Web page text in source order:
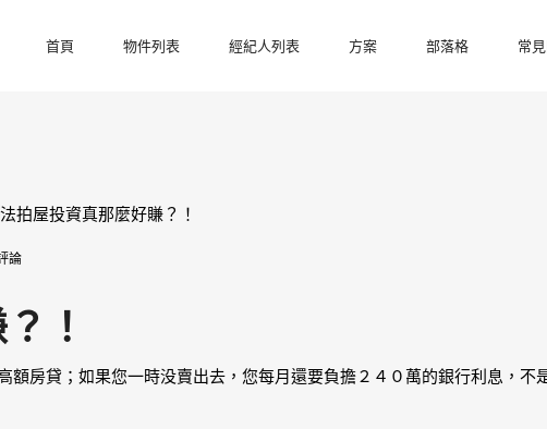
首頁 物件列表 經紀人列表 方案 部落格 常
論
！
額房貸；如果您一時没賣出去，您每月還要負擔２４０萬的銀行利息，不